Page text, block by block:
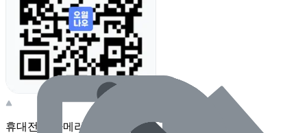
휴대전화 카메라로 찍어보세요